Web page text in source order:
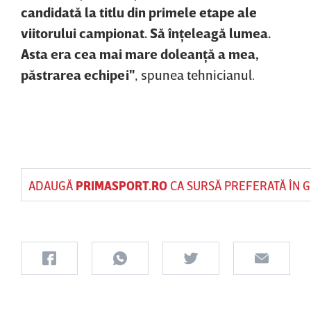
candidată la titlu din primele etape ale
viitorului campionat. Să înţeleagă lumea.
Asta era cea mai mare doleanţă a mea,
păstrarea echipei" , spunea tehnicianul.
ADAUGĂ PRIMASPORT.ROCA SURSĂ PREFERATĂ ÎN